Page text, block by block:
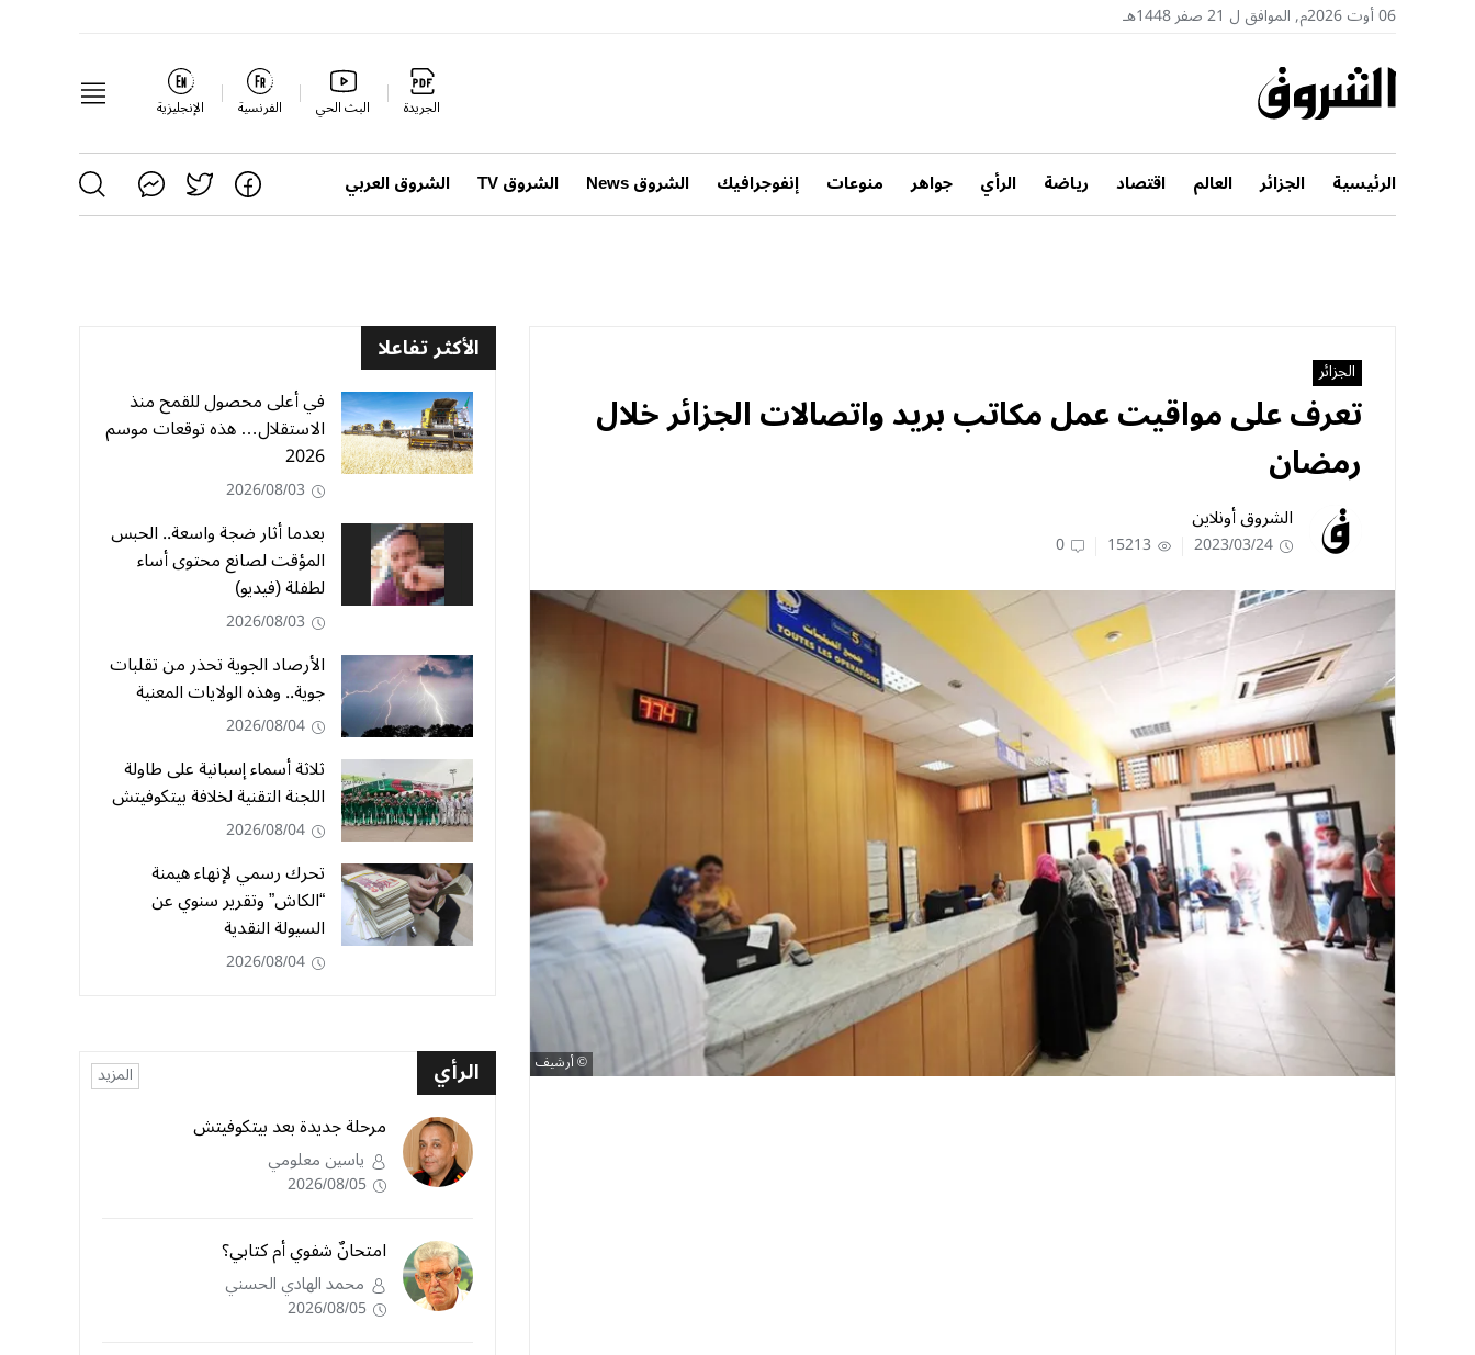
06 أوت 2026م, الموافق ل 21 صفر 1448هـ
الجريدة البث الحي الفرنسية الإنجليزية
الرئيسية الجزائر العالم اقتصاد رياضة الرأي جواهر منوعات إنفوجرافيك الشروق News الشروق TV الشروق العربي
الجزائر
تعرف على مواقيت عمل مكاتب بريد واتصالات الجزائر خلال
رمضان
الشروق أونلاين
2023/03/24
15213
0
أرشيف
الأكثر تفاعلا
في أعلى محصول للقمح منذ
الاستقلال… هذه توقعات موسم
2026
2026/08/03
بعدما أثار ضجة واسعة.. الحبس
المؤقت لصانع محتوى أساء
لطفلة (فيديو)
2026/08/03
الأرصاد الجوية تحذر من تقلبات
جوية.. وهذه الولايات المعنية
2026/08/04
ثلاثة أسماء إسبانية على طاولة
اللجنة التقنية لخلافة بيتكوفيتش
2026/08/04
تحرك رسمي لإنهاء هيمنة
“الكاش” وتقرير سنوي عن
السيولة النقدية
2026/08/04
الرأي المزيد
مرحلة جديدة بعد بيتكوفيتش
ياسين معلومي
2026/08/05
امتحانٌ شفوي أم كتابي؟
محمد الهادي الحسني
2026/08/05